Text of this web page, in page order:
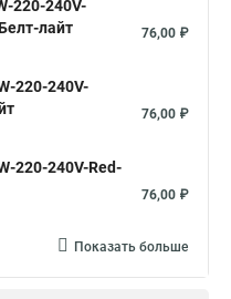
220-240V-
лайт
76,00 ₽
220-240V-
76,00 ₽
220-240V-Red-
76,00 ₽
Показать больше